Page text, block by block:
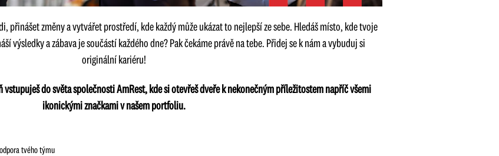
přinášet změny a vytvářet prostředí, kde každý může ukázat to nejlepší ze sebe. Hledáš místo, kde tvoje
výsledky a zábava je součástí každého dne? Pak čekáme právě na tebe. Přidej se k nám a vybuduj si
originální kariéru!
vstupuješ do světa společnosti AmRest, kde si otevřeš dveře k nekonečným příležitostem napříč všemi
ikonickými značkami v našem portfoliu.
tvého týmu